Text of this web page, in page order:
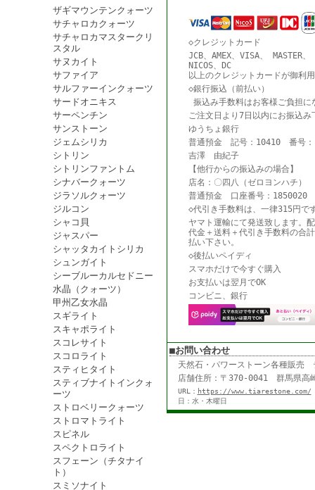
ザギマウンテンクォーツ
サチャロカクォーツ
サチャロカマスタークリ
スタル
サヌカイト
サファイア
サルファーインクォーツ
サードオニキス
サーペンチン
サンストーン
ジェムシリカ
シトリン
シトリンファントム
シナバークォーツ
ジラソルクォーツ
ジルコン
シャコ貝
ジャスパー
シャッタカイトシリカ
シュンガイト
シーブルーカルセドニー
水晶（クォーツ）
甲州乙女水晶
スギライト
スキャポライト
スコレサイト
スコロライト
スティヒタイト
スティブナイトインクォ
ーツ
ストロベリークォーツ
ストロマトライト
スピネル
スペクトロライト
スフェーン（チタナイ
ト）
スミソナイト
◇クレジットカード
JCB、AMEX、VISA、 MASTER
NICOS、DC
以上のクレジットカードが御利
◇銀行振込（前払い）
振込み手数料はお客様ご負担に
ご注文日より7日以内にお振込み
ゆうちょ銀行
普通預金 記号：10410 番号：
吉澤 由紀子
【他行からの振込みの場合】
店名：〇四八（ゼロヨンハチ）
普通預金 口座番号：1850020
◇代引き手数料は、一律315円で
ヤマト運輸にて発送致します。
代金＋送料＋代引き手数料の合
払い下さい。
◇後払いペイディ
スマホだけで今すぐ購入
お支払いは翌月でOK
コンビニ、銀行
■お問い合わせ
天然石・パワーストーン各種販
店舗住所：〒370-0041 群馬
URL： https://www.tiarestone.com/
日：水・木曜日